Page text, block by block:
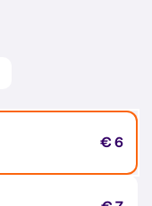
€ 6